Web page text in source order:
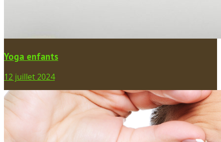
Yoga enfants
12 juillet 2024